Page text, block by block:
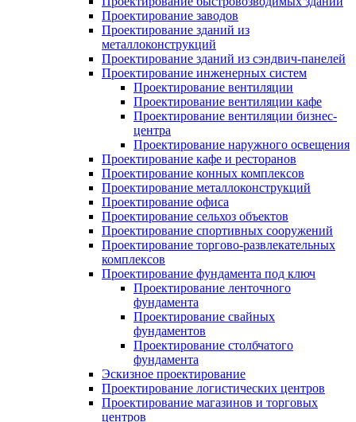
Проектирование заводов
Проектирование зданий из
металлоконструкций
Проектирование зданий из сэндвич-панелей
Проектирование инженерных систем
Проектирование вентиляции
Проектирование вентиляции кафе
Проектирование вентиляции бизнес-
центра
Проектирование наружного освещения
Проектирование кафе и ресторанов
Проектирование конных комплексов
Проектирование металлоконструкций
Проектирование офиса
Проектирование сельхоз объектов
Проектирование спортивных сооружений
Проектирование торгово-развлекательных
комплексов
Проектирование фундамента под ключ
Проектирование ленточного
фундамента
Проектирование свайных
фундаментов
Проектирование столбчатого
фундамента
Эскизное проектирование
Проектирование логистических центров
Проектирование магазинов и торговых
центров